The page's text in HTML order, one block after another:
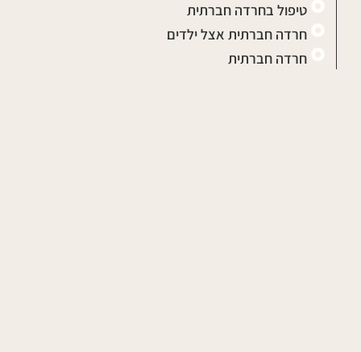
טיפול בחרדה חברתית
חרדה חברתית אצל ילדים
חרדה חברתית